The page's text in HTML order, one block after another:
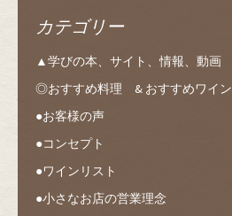
カテゴリー
▲学びの本、サイト、情報、動画
◎おすすめ料理 & おすすめワイン
●お客様の声
●コンセプト
●ワインリスト
●小さなお店の営業理念